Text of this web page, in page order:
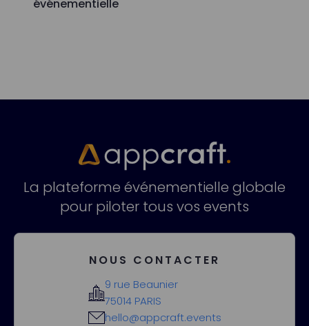
événementielle
La plateforme événementielle globale
pour piloter tous vos events
NOUS CONTACTER
9 rue Beaunier
75014 PARIS
hello@appcraft.events